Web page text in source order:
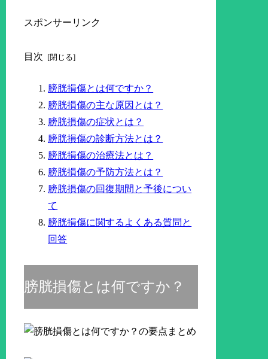
スポンサーリンク
目次
膀胱損傷とは何ですか？
膀胱損傷の主な原因とは？
膀胱損傷の症状とは？
膀胱損傷の診断方法とは？
膀胱損傷の治療法とは？
膀胱損傷の予防方法とは？
膀胱損傷の回復期間と予後につい
て
膀胱損傷に関するよくある質問と
回答
膀胱損傷とは何ですか？